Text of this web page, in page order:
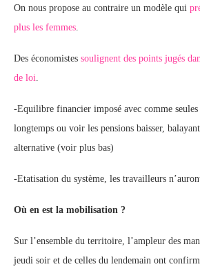
On nous propose au contraire un modèle qui
plus les femmes
Des économistes soulignent des points jugés
de loi
-Equilibre financier imposé avec comme
longtemps ou voir les pensions baisser,
alternative (voir plus bas)
-Etatisation du système, les travailleurs
Où en est la mobilisation ?
Sur l’ensemble du territoire, l’ampleur des
jeudi soir et de celles du lendemain ont